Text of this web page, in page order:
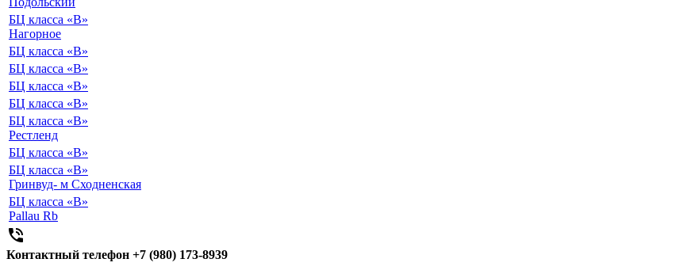
БЦ класса «B»
Нагорное
БЦ класса «B»
БЦ класса «B»
БЦ класса «B»
БЦ класса «B»
БЦ класса «B»
Рестленд
БЦ класса «B»
БЦ класса «B»
Гринвуд- м Сходненская
БЦ класса «B»
Pallau Rb

Контактный телефон +7 (980) 173-8939